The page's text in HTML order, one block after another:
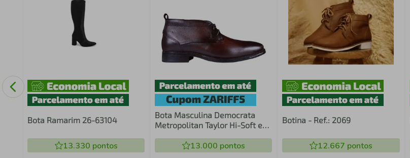
Bota Ramarim 26-63104
13.330 pontos
Bota Masculina Democrata
Metropolitan Taylor Hi-Soft em
13.000 pontos
Botina - Ref.: 2069
12.667 pontos